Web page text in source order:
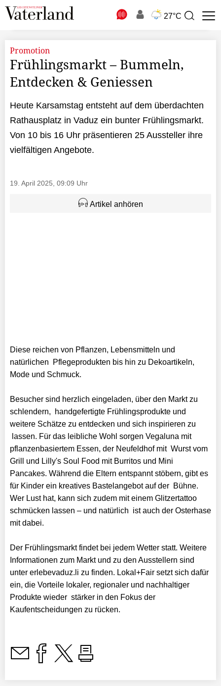
27°C
Suchbegriff
Promotion
Frühlingsmarkt – Bummeln,
Entdecken & Geniessen
Heute Karsamstag entsteht auf dem überdachten
Rathausplatz in Vaduz ein bunter Frühlingsmarkt.
Von 10 bis 16 Uhr präsentieren 25 Aussteller ihre
vielfältigen Angebote.
19. April 2025, 09:09 Uhr
Artikel anhören
Diese reichen von Pflanzen, Lebensmitteln und
natürlichen Pflegeprodukten bis hin zu Dekoartikeln,
Mode und Schmuck.
Besucher sind herzlich eingeladen, über den Markt zu
schlendern, handgefertigte Frühlingsprodukte und
weitere Schätze zu entdecken und sich inspirieren zu
lassen. Für das leibliche Wohl sorgen Vegaluna mit
pflanzenbasiertem Essen, der Neufeldhof mit Wurst vom
Grill und Lilly's Soul Food mit Burritos und Mini
Pancakes. Während die Eltern entspannt stöbern, gibt es
für Kinder ein kreatives Bastelangebot auf der Bühne.
Wer Lust hat, kann sich zudem mit einem Glitzertattoo
schmücken lassen – und natürlich ist auch der Osterhase
mit dabei.
Der Frühlingsmarkt findet bei jedem Wetter statt. Weitere
Informationen zum Markt und zu den Ausstellern sind
unter erlebevaduz.li zu finden. Lokal+Fair setzt sich dafür
ein, die Vorteile lokaler, regionaler und nachhaltiger
Produkte wieder stärker in den Fokus der
Kaufentscheidungen zu rücken.